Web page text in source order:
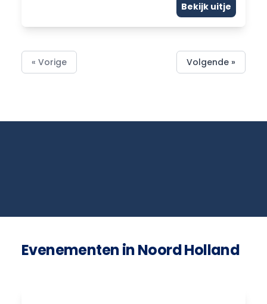
Bekijk uitje
« Vorige Volgende »
Evenementen in Noord Holland